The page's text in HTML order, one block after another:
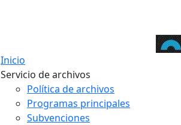
Inicio
Servicio de archivos
Política de archivos
Programas principales
Subvenciones